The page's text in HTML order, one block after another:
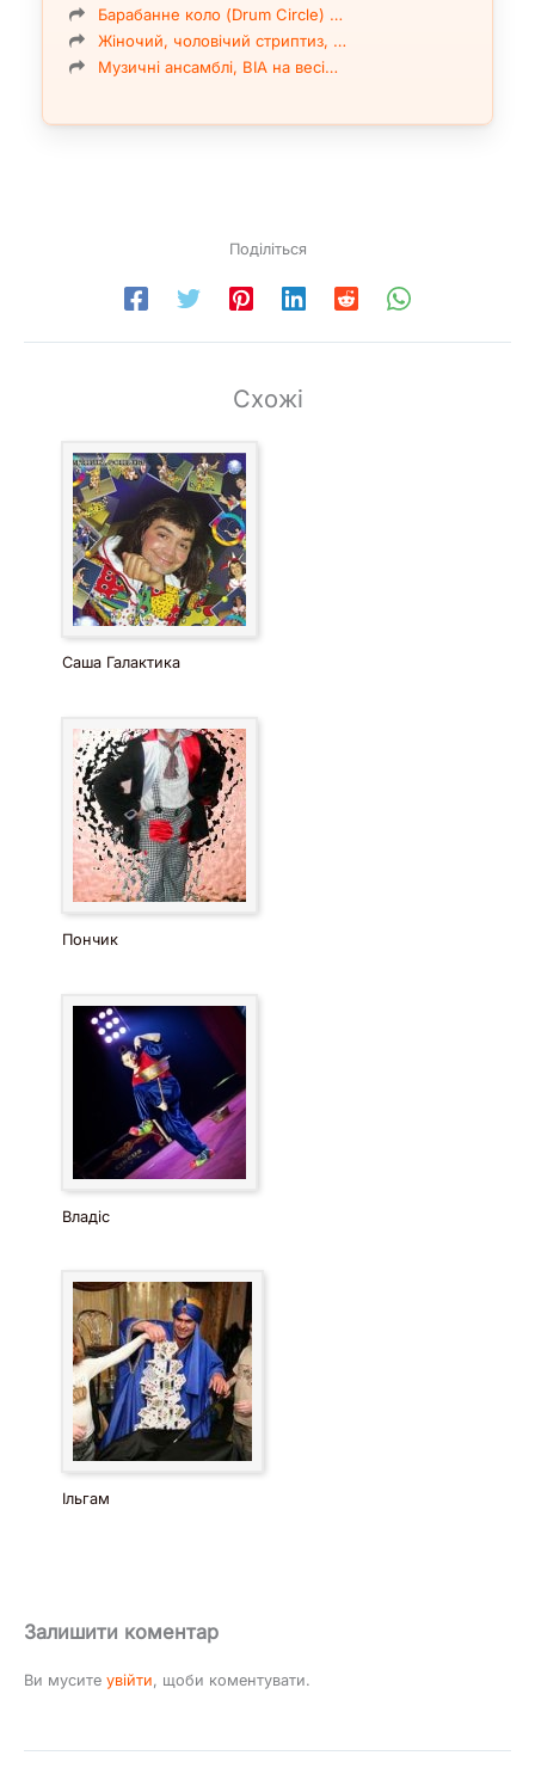
Барабанне коло (Drum Circle) …
Жіночий, чоловічий стриптиз, …
Музичні ансамблі, ВІА на весі…
Поділіться
Схожі
Саша Галактика
Пончик
Владіс
Ільгам
Залишити коментар
Ви мусите увійти, щоби коментувати.